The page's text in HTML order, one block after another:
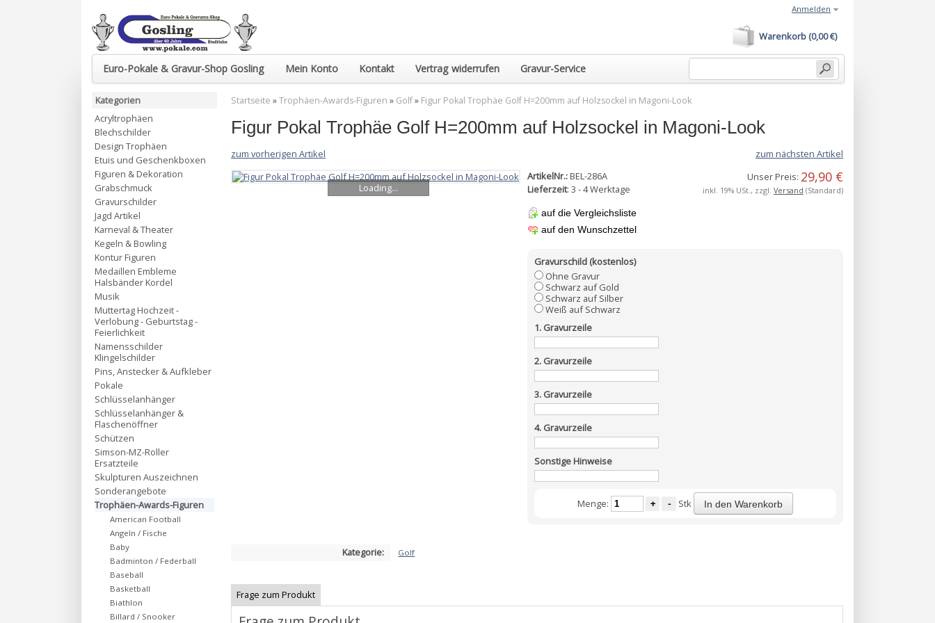
Euro-Pokale & Gravur-Shop Gosling Mein Konto Kontakt Vertrag widerrufen Gravur-Service
Warenkorb (0,00 €)
Anmelden
Startseite »Trophäen-Awards-Figuren » Golf» Figur Pokal Trophäe Golf H=200mm auf Holzsockel in Magoni-Look
Figur Pokal Trophäe Golf H=200mm auf Holzsockel in Magoni-Look
zum vorherigen Artikel zum nächsten Artikel
Loading...
ArtikelNr.: BEL-286A
Lieferzeit: 3 - 4 Werktage
auf die Vergleichsliste
auf den Wunschzettel
Unser Preis: 29,90 €
inkl. 19% USt., zzgl. Versand (Standard)
Gravurschild (kostenlos)
Ohne Gravur
Schwarz auf Gold
Schwarz auf Silber
Weiß auf Schwarz
1. Gravurzeile
2. Gravurzeile
3. Gravurzeile
4. Gravurzeile
Sonstige Hinweise
Menge: + - Stk In den Warenkorb
Kategorie: Golf
Frage zum Produkt
Kategorien
Acryltrophäen
Blechschilder
Design Trophäen
Etuis und Geschenkboxen
Figuren & Dekoration
Grabschmuck
Gravurschilder
Jagd Artikel
Karneval & Theater
Kegeln & Bowling
Kontur Figuren
Medaillen Embleme
Halsbänder Kordel
Musik
Muttertag Hochzeit -
Verlobung - Geburtstag -
Feierlichkeit
Namensschilder
Klingelschilder
Pins, Anstecker & Aufkleber
Pokale
Schlüsselanhänger
Schlüsselanhänger &
Flaschenöffner
Schützen
Simson-MZ-Roller
Ersatzteile
Skulpturen Auszeichnen
Sonderangebote
Trophäen-Awards-Figuren
American Football
Angeln / Fische
Baby
Badminton / Federball
Baseball
Basketball
Biathlon
Billard / Snooker